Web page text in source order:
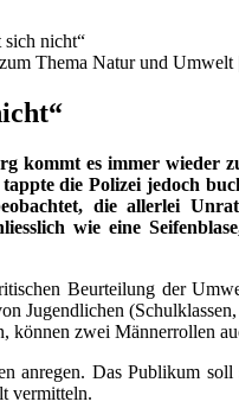
sich nicht“
kommt es immer wieder
die Polizei jedoch
die allerlei
wie eine
Beurteilung der
Jugendlichen
können zwei Männerrollen
anregen. Das Publikum
vermitteln.